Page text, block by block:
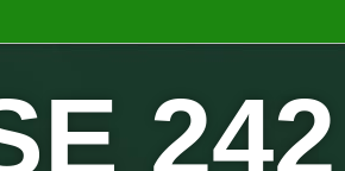
242